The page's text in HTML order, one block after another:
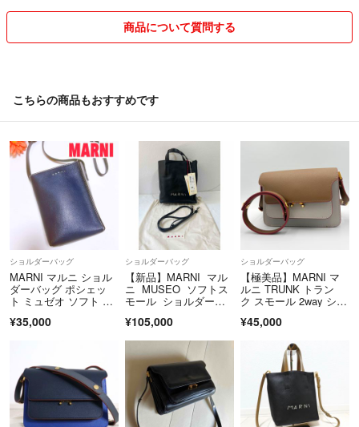
商品について質問する
こちらの商品もおすすめです
ショルダーバッグ
MARNI マルニ ショル
ダーバッグ ポシェッ
ト ミュゼオ ソフト ナ
¥35,000
ショルダーバッグ
【新品】MARNI マル
ニ MUSEO ソフトス
モール ショルダーバ
¥105,000
ショルダーバッグ
【極美品】MARNI マ
ルニ TRUNK トラン
ク スモール 2way ショ
¥45,000